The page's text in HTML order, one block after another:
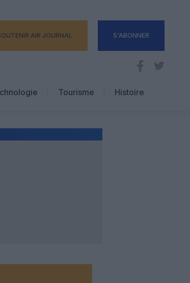
AIR JOURNAL S'ABONNER
Tourisme
Hôtellerie
Histoire